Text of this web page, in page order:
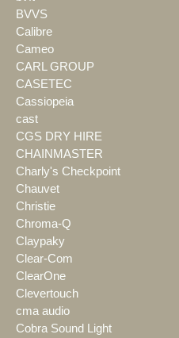
BVVS
Calibre
Cameo
CARL GROUP
CASETEC
Cassiopeia
cast
CGS DRY HIRE
CHAINMASTER
Charly's Checkpoint
Chauvet
Christie
Chroma-Q
Claypaky
Clear-Com
ClearOne
Clevertouch
cma audio
Cobra Sound Light